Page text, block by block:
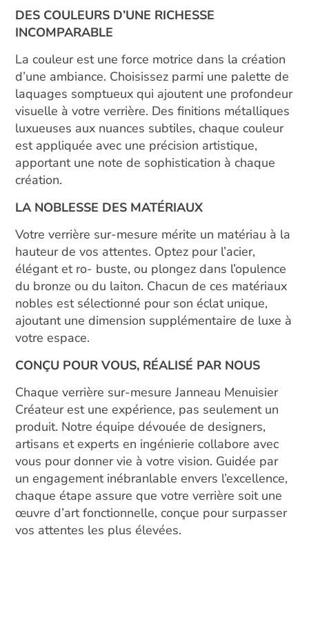
DES COULEURS D’UNE RICHESSE
INCOMPARABLE
La couleur est une force motrice dans la création
d’une ambiance. Choisissez parmi une palette de
laquages somptueux qui ajoutent une profondeur
visuelle à votre verrière. Des finitions métalliques
luxueuses aux nuances subtiles, chaque couleur
est appliquée avec une précision artistique,
apportant une note de sophistication à chaque
création.
LA NOBLESSE DES MATÉRIAUX
Votre verrière sur-mesure mérite un matériau à la
hauteur de vos attentes. Optez pour l’acier,
élégant et ro- buste, ou plongez dans l’opulence
du bronze ou du laiton. Chacun de ces matériaux
nobles est sélectionné pour son éclat unique,
ajoutant une dimension supplémentaire de luxe à
votre espace.
CONÇU POUR VOUS, RÉALISÉ PAR NOUS
Chaque verrière sur-mesure Janneau Menuisier
Créateur est une expérience, pas seulement un
produit. Notre équipe dévouée de designers,
artisans et experts en ingénierie collabore avec
vous pour donner vie à votre vision. Guidée par
un engagement inébranlable envers l’excellence,
chaque étape assure que votre verrière soit une
œuvre d’art fonctionnelle, conçue pour surpasser
vos attentes les plus élevées.